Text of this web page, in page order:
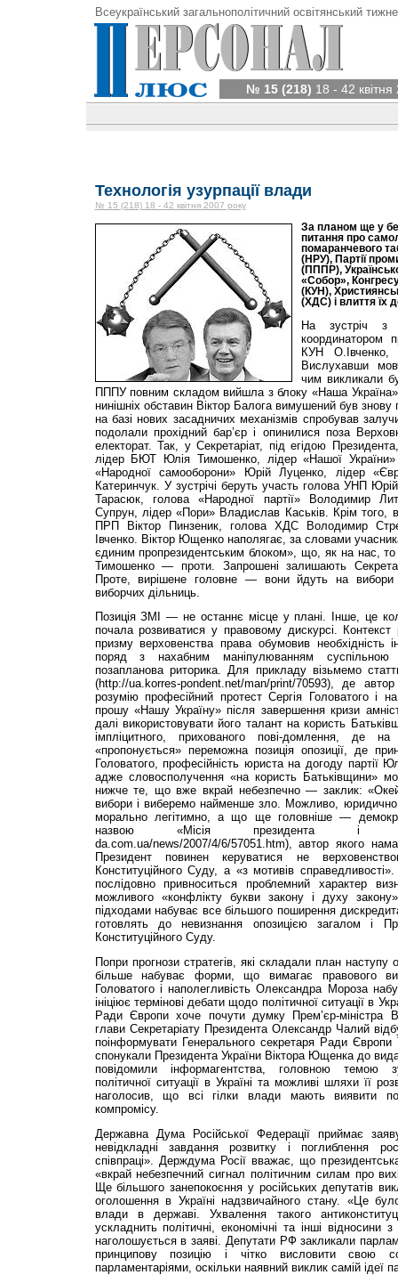
Всеукраїнський загальнополітичний освітянський
№ 15 (218) 18 - 42
Технологія узурпації влади
№ 15 (218) 18 - 42 квітня 2007 року
За планом ще у
питання про
помаранчевого
(НРУ), Партії
(ПППР),
«Собор», Конгресу
(КУН),
(ХДС) і влиття їх
На зустріч з
координатором
КУН О.Івченко,
Вислухавши
чим викликали
ПППУ повним складом вийшла з блоку «Наша Україна»
нинішніх обставин Віктор Балога вимушений був знову
на базі нових засадничих механізмів спробував
подолали прохідний бар’єр і опинилися поза
електорат. Так, у Секретаріат, під егідою
лідер БЮТ Юлія Тимошенко, лідер «Нашої України»
«Народної самооборони» Юрій Луценко, лідер
Катеринчук. У зустрічі беруть участь голова УНП
Тарасюк, голова «Народної партії» Володимир
Супрун, лідер «Пори» Владислав Каськів. Крім того, в
ПРП Віктор Пинзеник, голова ХДС Володимир
Івченко. Віктор Ющенко наполягає, за словами
єдиним пропрезидентським блоком», що, як на нас,
Тимошенко — проти. Запрошені залишають
Проте, вирішене головне — вони йдуть на вибори
виборчих дільниць.
Позиція ЗМІ — не останнє місце у плані. Інше, це
почала розвиватися у правовому дискурсі. Контекст
призму верховенства права обумовив необхідність
поряд з нахабним маніпулюванням суспільною
позапланова риторика. Для прикладу візьмемо
(http://ua.korres-pondent.net/man/print/70593), де
розумію професійний протест Сергія Головатого і
прошу «Нашу Україну» після завершення кризи
далі використовувати його талант на користь
імпліцитного, прихованого пові-домлення, де на
«пропонується» переможна позиція опозиції, де
Головатого, професійність юриста на догоду партії
адже словосполучення «на користь Батьківщини»
нижче те, що вже вкрай небезпечно — заклик:
вибори і виберемо найменше зло. Можливо,
морально легітимно, а що ще головніше —
назвою «Місія президента і
da.com.ua/news/2007/4/6/57051.htm), автор якого
Президент повинен керуватися не
Конституційного Суду, а «з мотивів
послідовно привноситься проблемний характер
можливого «конфлікту букви закону і духу
підходами набуває все більшого поширення
готовлять до невизнання опозицією загалом і
Конституційного Суду.
Попри прогнози стратегів, які складали план наступу
більше набуває форми, що вимагає правового
Головатого і наполегливість Олександра Мороза
ініціює термінові дебати щодо політичної ситуації в
Ради Європи хоче почути думку Прем’єр-міністра
глави Секретаріату Президента Олександр Чалий
поінформувати Генерального секретаря Ради Європи
спонукали Президента України Віктора Ющенка до
повідомили інформагентства, головною темою
політичної ситуації в Україні та можливі шляхи її
наголосив, що всі гілки влади мають виявити
компромісу.
Державна Дума Російської Федерації приймає
невідкладні завдання розвитку і поглиблення
співпраці». Держдума Росії вважає, що
«вкрай небезпечний сигнал політичним силам про
Ще більшого занепокоєння у російських депутатів
оголошення в Україні надзвичайного стану. «Це
влади в державі. Ухвалення такого
ускладнить політичні, економічні та інші
наголошується в заяві. Депутати РФ закликали
принципову позицію і чітко висловити свою
парламентаріями, оскільки наявний виклик самій ідеї